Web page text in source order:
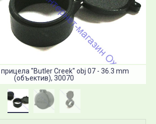
"Butler Creek" obj 07 - 36.3 mm
(объектив), 30070